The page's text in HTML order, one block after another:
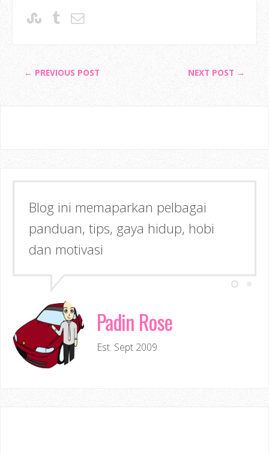
← PREVIOUS POST NEXT POST →
Blog ini memaparkan pelbagai
panduan, tips, gaya hidup, hobi
dan motivasi
Padin Rose
Est. Sept 2009